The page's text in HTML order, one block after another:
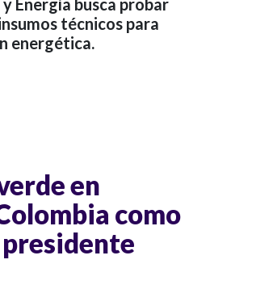
Energía busca probar
técnicos para
energética.
en
como